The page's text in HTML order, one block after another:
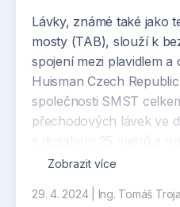
Lávky, známé také jako
mosty (TAB), slouží k
spojení mezi plavidlem
Huisman Czech
společnosti SMST
přechodových lávek ve
druhou s dosahem 30
splňují nejnáročnější
Zobrazit více
29. 4. 2024| Ing. Tomáš